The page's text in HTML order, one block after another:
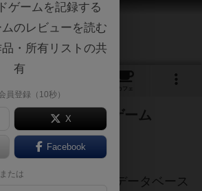
カフェ
ード空母戦カードゲーム
ご協力ください
が不足しています。データベース
ゲームを記録する
のレビューを読む
・所有リストの共
有
員登録（10秒）
X
Facebook
または